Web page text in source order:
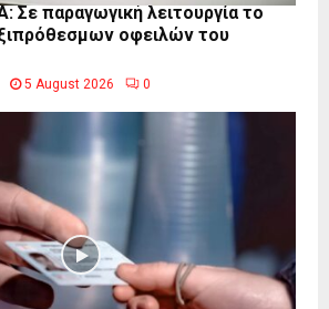
παραγωγική λειτουργία το
οφειλών του
5 August 2026 0